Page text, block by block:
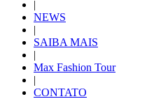
|
NEWS
|
SAIBA MAIS
|
Max Fashion Tour
|
CONTATO